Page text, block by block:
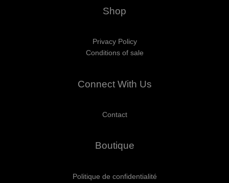
Shop
Privacy Policy
Conditions of sale
Connect With Us
Contact
Boutique
Politique de confidentialité